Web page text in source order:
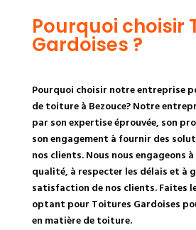
Pourquoi choisir
Gardoises ?
Pourquoi choisir notre entreprise
de toiture à Bezouce? Notre
par son expertise éprouvée, son
son engagement à fournir des
nos clients. Nous nous engageons
qualité, à respecter les délais et à
satisfaction de nos clients. Faites
optant pour Toitures Gardoises
en matière de toiture.